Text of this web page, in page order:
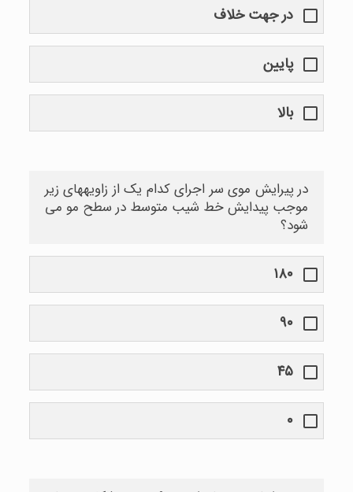
در جهت خلاف
پایین
بالا
در پیرایش موی سر اجرای کدام یک از زاویههای زیر
موجب پیدایش خط شیب متوسط در سطح مو می
شود؟
۱۸۰
۹۰
۴۵
۰